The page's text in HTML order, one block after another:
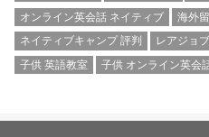
オンライン英会話 ネイティブ
海外
ネイティブキャンプ 評判
レアジョ
子供 英語教室
子供 オンライン英会